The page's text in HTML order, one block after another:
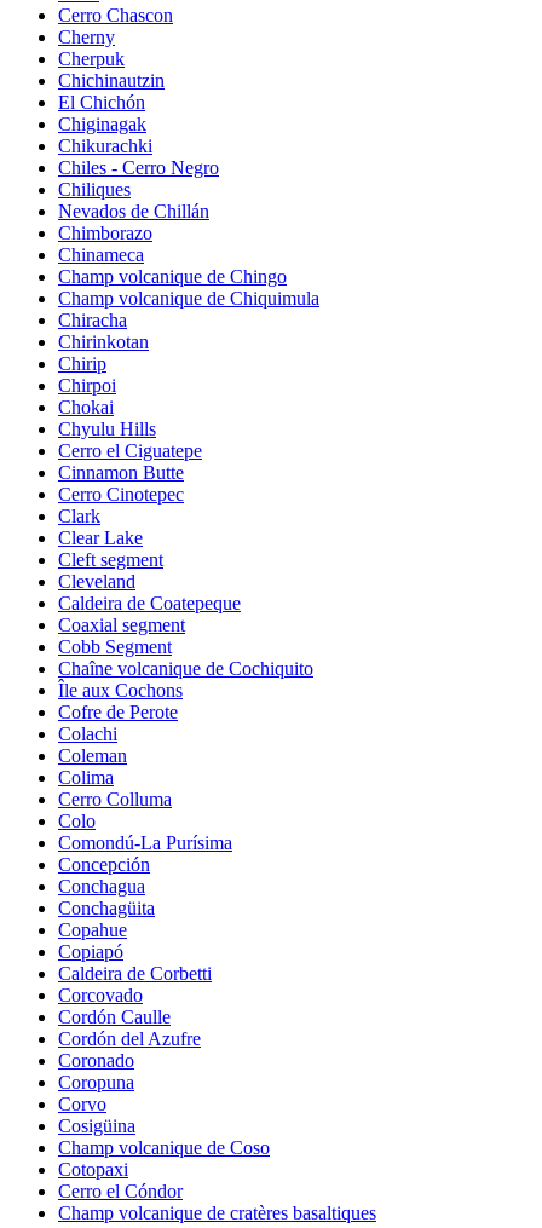
Cerro Chascon
Cherny
Cherpuk
Chichinautzin
El Chichón
Chiginagak
Chikurachki
Chiles - Cerro Negro
Chiliques
Nevados de Chillán
Chimborazo
Chinameca
Champ volcanique de Chingo
Champ volcanique de Chiquimula
Chiracha
Chirinkotan
Chirip
Chirpoi
Chokai
Chyulu Hills
Cerro el Ciguatepe
Cinnamon Butte
Cerro Cinotepec
Clark
Clear Lake
Cleft segment
Cleveland
Caldeira de Coatepeque
Coaxial segment
Cobb Segment
Chaîne volcanique de Cochiquito
Île aux Cochons
Cofre de Perote
Colachi
Coleman
Colima
Cerro Colluma
Colo
Comondú-La Purísima
Concepción
Conchagua
Conchagüita
Copahue
Copiapó
Caldeira de Corbetti
Corcovado
Cordón Caulle
Cordón del Azufre
Coronado
Coropuna
Corvo
Cosigüina
Champ volcanique de Coso
Cotopaxi
Cerro el Cóndor
Champ volcanique de cratères basaltiques